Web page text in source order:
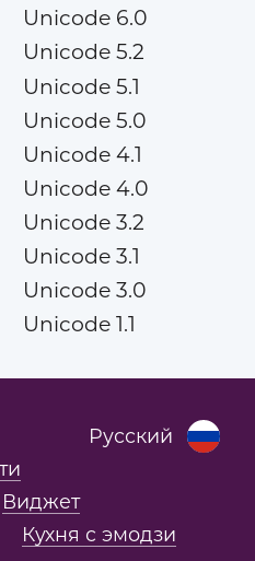
Unicode 6.0
Unicode 5.2
Unicode 5.1
Unicode 5.0
Unicode 4.1
Unicode 4.0
Unicode 3.2
Unicode 3.1
Unicode 3.0
Unicode 1.1
Русский
Виджет
Кухня с эмодзи